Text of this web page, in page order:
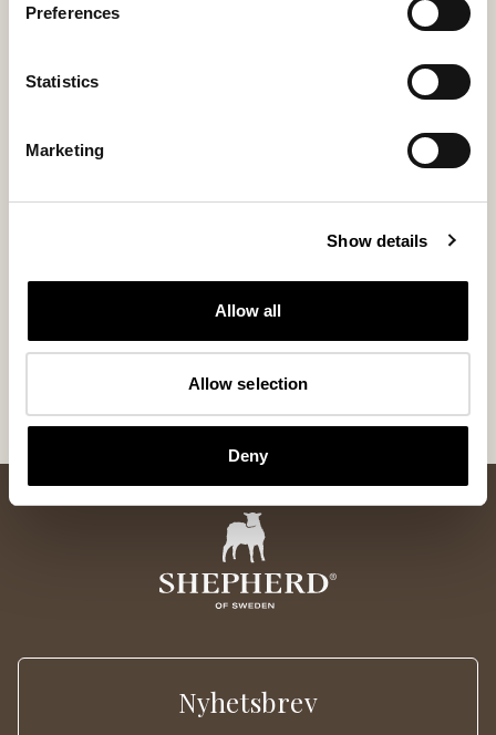
Preferences
Statistics
Marketing
Show details
Allow all
Allow selection
Deny
Jacquardvävd ullpläd i stor storlek 140x240 cm
Komplement till
Nyhetsbrev